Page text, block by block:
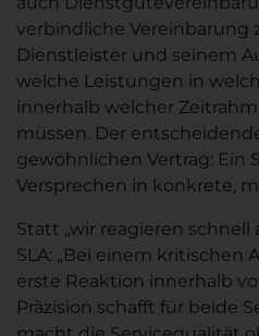
verbindliche Vereinbarung
Dienstleister und seinem
welche Leistungen in
innerhalb welcher
müssen. Der
gewöhnlichen Vertrag: Ein
Versprechen in konkrete,
Statt „wir reagieren schnell
SLA: „Bei einem kritischen
erste Reaktion innerhalb
Präzision schafft für beide